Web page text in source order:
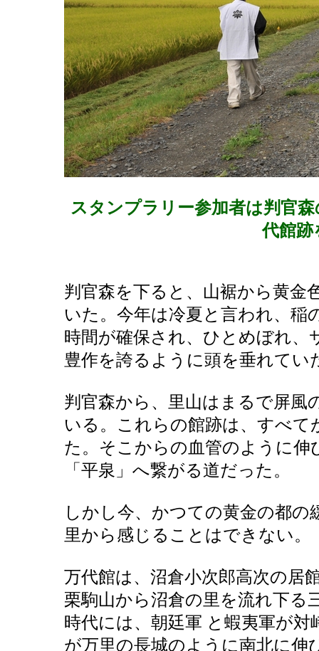
スタンプラリー参加者は判官
代館跡
判官森を下ると、山裾から黄金
いた。今年は冷夏と言われ、稲
時間が確保され、ひとめぼれ
豊作を誇るように頭を垂れてい
判官森から、里山はまるで屏風
いる。これらの館跡は、すべて
た。そこからの血管のように
「平泉」へ繋がる道だった。
しかし今、かつての黄金の都
里から感じることはできない。
万代館は、沼倉小次郎高次の居
栗駒山から沼倉の里を流れ下る
時代には、朝廷軍 と蝦夷軍が
が万里の長城のように南北に